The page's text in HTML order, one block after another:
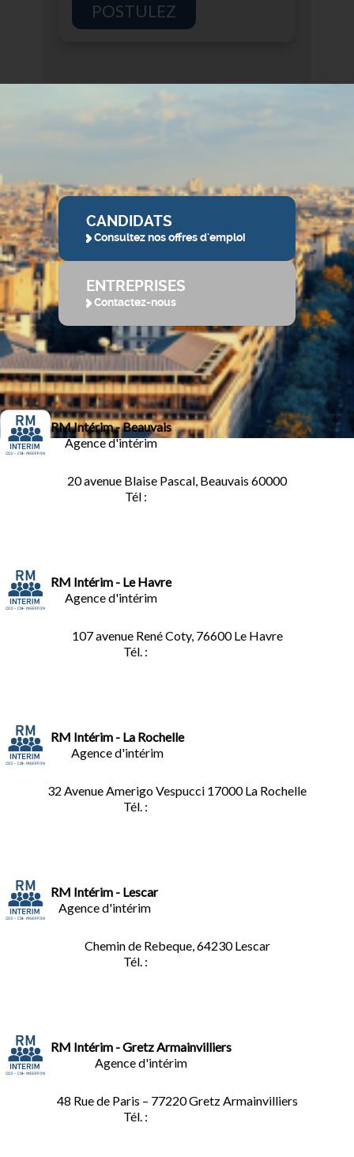
POSTULEZ
CANDIDATS
Consultez nos offres d'emploi
ENTREPRISES
Contactez-nous
RM Intérim - Beauvais
Agence d'intérim
20 avenue Blaise Pascal, Beauvais 60000
Tél :
RM Intérim - Le Havre
Agence d'intérim
107 avenue René Coty, 76600 Le Havre
Tél. :
RM Intérim - La Rochelle
Agence d'intérim
32 Avenue Amerigo Vespucci 17000 La Rochelle
Tél. :
RM Intérim - Lescar
Agence d'intérim
Chemin de Rebeque, 64230 Lescar
Tél. :
RM Intérim - Gretz Armainvilliers
Agence d'intérim
48 Rue de Paris – 77220 Gretz Armainvilliers
Tél. :